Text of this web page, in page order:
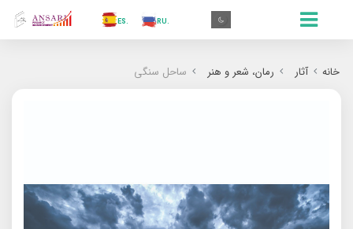
.RU
.ES
.IN
خانه آثار رمان‌‌، شعر و هنر ساحل سنگی